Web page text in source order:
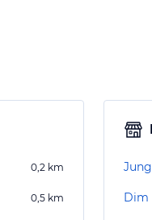
0,2 km
0,5 km Dim